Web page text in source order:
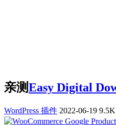
亲测Easy Digital
WordPress 插件 2022-06-19 9.5K